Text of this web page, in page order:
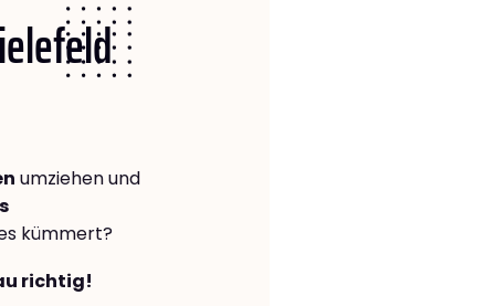
umziehen und
kümmert?
richtig!